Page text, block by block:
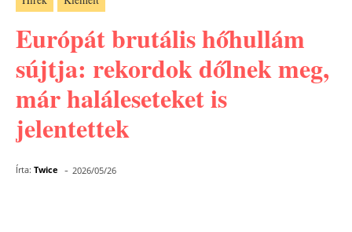
Európát brutális hőhullám
sújtja: rekordok dőlnek meg,
már haláleseteket is
jelentettek
Írta: Twice - 2026/05/26